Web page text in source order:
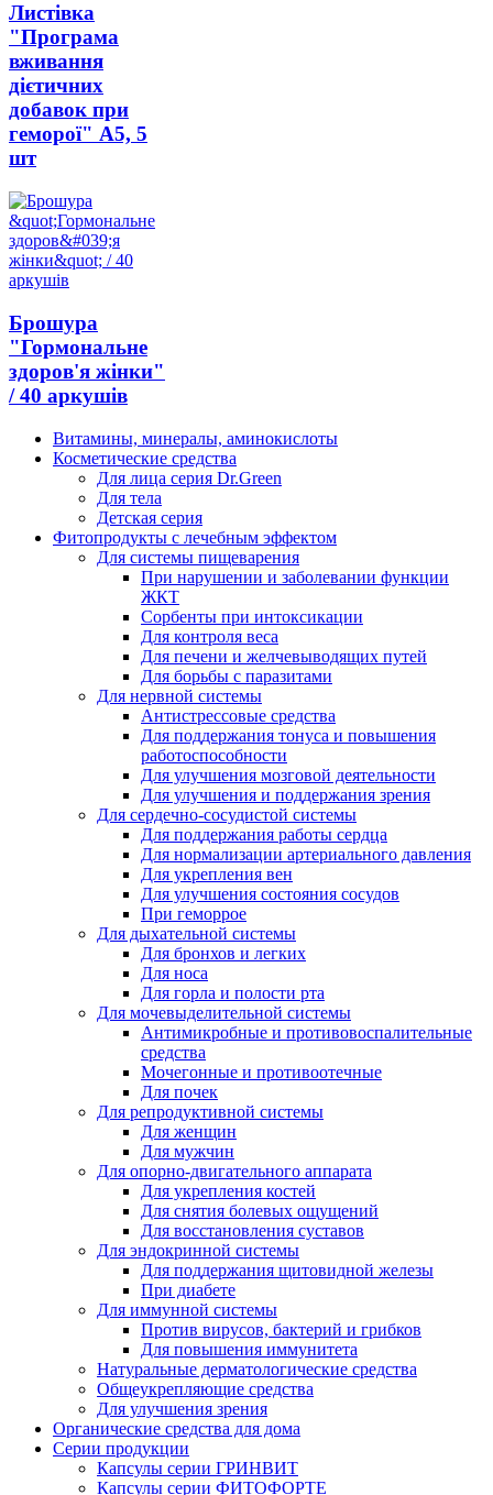
Листівка
"Програма
вживання
дієтичних
добавок при
геморої" А5, 5
шт
Брошура
"Гормональне
здоров'я жінки"
/ 40 аркушів
Витамины, минералы, аминокислоты
Косметические средства
Для лица серия Dr.Green
Для тела
Детская серия
Фитопродукты с лечебным эффектом
Для системы пищеварения
При нарушении и заболевании функции
ЖКТ
Сорбенты при интоксикации
Для контроля веса
Для печени и желчевыводящих путей
Для борьбы с паразитами
Для нервной системы
Антистрессовые средства
Для поддержания тонуса и повышения
работоспособности
Для улучшения мозговой деятельности
Для улучшения и поддержания зрения
Для сердечно-сосудистой системы
Для поддержания работы сердца
Для нормализации артериального давления
Для укрепления вен
Для улучшения состояния сосудов
При геморрое
Для дыхательной системы
Для бронхов и легких
Для носа
Для горла и полости рта
Для мочевыделительной системы
Антимикробные и противовоспалительные
средства
Мочегонные и противоотечные
Для почек
Для репродуктивной системы
Для женщин
Для мужчин
Для опорно-двигательного аппарата
Для укрепления костей
Для снятия болевых ощущений
Для восстановления суставов
Для эндокринной системы
Для поддержания щитовидной железы
При диабете
Для иммунной системы
Против вирусов, бактерий и грибков
Для повышения иммунитета
Натуральные дерматологические средства
Общеукрепляющие средства
Для улучшения зрения
Органические средства для дома
Серии продукции
Капсулы серии ГРИНВИТ
Капсулы серии ФИТОФОРТЕ